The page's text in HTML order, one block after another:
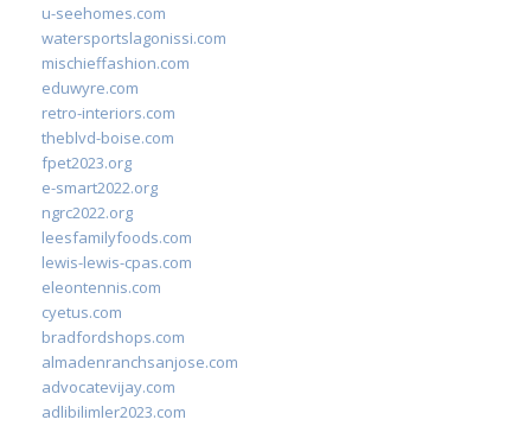
u-seehomes.com
watersportslagonissi.com
mischieffashion.com
eduwyre.com
retro-interiors.com
theblvd-boise.com
fpet2023.org
e-smart2022.org
ngrc2022.org
leesfamilyfoods.com
lewis-lewis-cpas.com
eleontennis.com
cyetus.com
bradfordshops.com
almadenranchsanjose.com
advocatevijay.com
adlibilimler2023.com